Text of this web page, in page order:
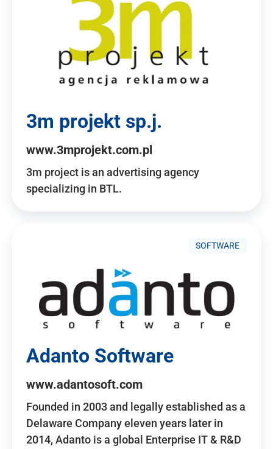
3m projekt sp.j.
www.3mprojekt.com.pl
3m project is an advertising agency
specializing in BTL.
SOFTWARE
Adanto Software
www.adantosoft.com
Founded in 2003 and legally established as a
Delaware Company eleven years later in
2014, Adanto is a global Enterprise IT & R&D